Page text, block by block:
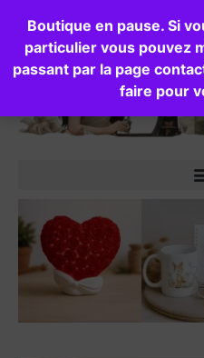
Boutique en pause. Si
particulier vous pouvez
passant par la page
faire pour